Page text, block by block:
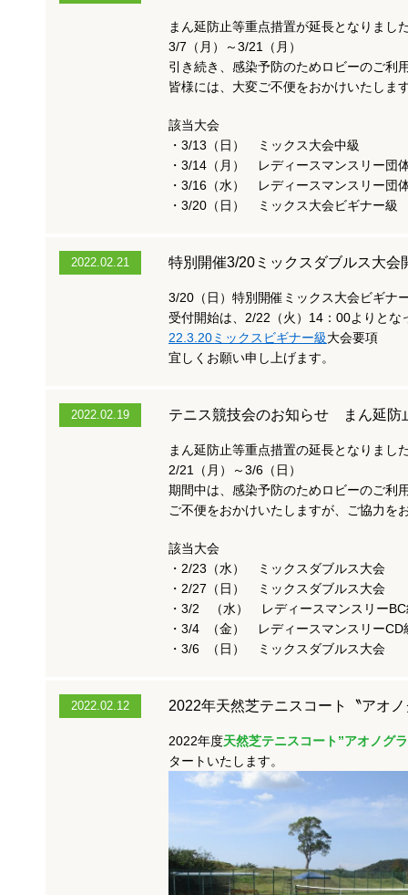
まん延防止等重点措置が延長となりまし
3/7（月）～3/21（月）
引き続き、感染予防のためロビーのご利
皆様には、大変ご不便をおかけいたしま
該当大会
・3/13（日） ミックス大会中級
・3/14（月） レディースマンスリー団
・3/16（水） レディースマンスリー団
・3/20（日） ミックス大会ビギナー級
2022.02.21 特別開催3/20ミックスダブルス大会
3/20（日）特別開催ミックス大会ビギナ
受付開始は、2/22（火）14：00よりとな
22.3.20ミックスビギナー級大会要項
宜しくお願い申し上げます。
2022.02.19 テニス競技会のお知らせ まん延防
まん延防止等重点措置の延長となりまし
2/21（月）～3/6（日）
期間中は、感染予防のためロビーのご利
ご不便をおかけいたしますが、ご協力を
該当大会
・2/23（水） ミックスダブルス大会
・2/27（日） ミックスダブルス大会
・3/2 （水） レディースマンスリーBC
・3/4 （金） レディースマンスリーCD
・3/6 （日） ミックスダブルス大会
2022.02.12 2022年天然芝テニスコート〝アオ
2022年度天然芝テニスコート”アオノグ
タートいたします。